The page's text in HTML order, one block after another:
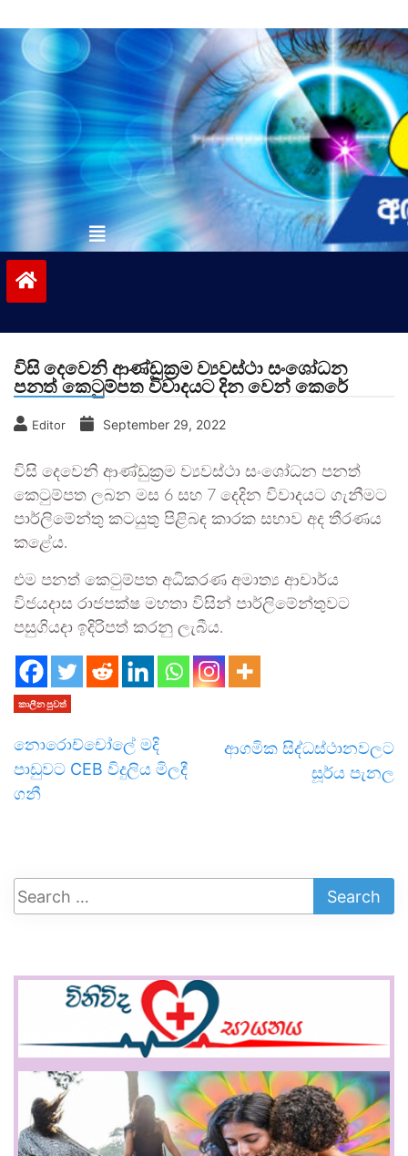
to
contentvinivida.lk
විසි දෙවෙනි ආණ්ඩුක්‍රම ව්‍යවස්ථා සංශෝධන
පනත් කෙටුම්පත විවාදයට දින වෙන් කෙරේ
Editor September 29, 2022
විසි දෙවෙනි ආණ්ඩුක්‍රම ව්‍යවස්ථා සංශෝධන පනත්
කෙටුම්පත ලබන මස 6 සහ 7 දෙදින විවාදයට ගැනීමට
පාර්ලිමේන්තු කටයුතු පිළිබඳ කාරක සභාව අද තීරණය
කළේය.
එම පනත් කෙටුම්පත අධිකරණ අමාත්‍ය ආචාර්ය
විජයදාස රාජපක්ෂ මහතා විසින් පාර්ලිමේන්තුවට
පසුගියදා ඉදිරිපත් කරනු ලැබීය.
කාලීන පුවත්
නොරොච්චෝලේ මදි
පාඩුවට CEB විදුලිය මිලදී
ගනී
ආගමික සිද්ධස්ථානවලට
සූර්ය පැනල